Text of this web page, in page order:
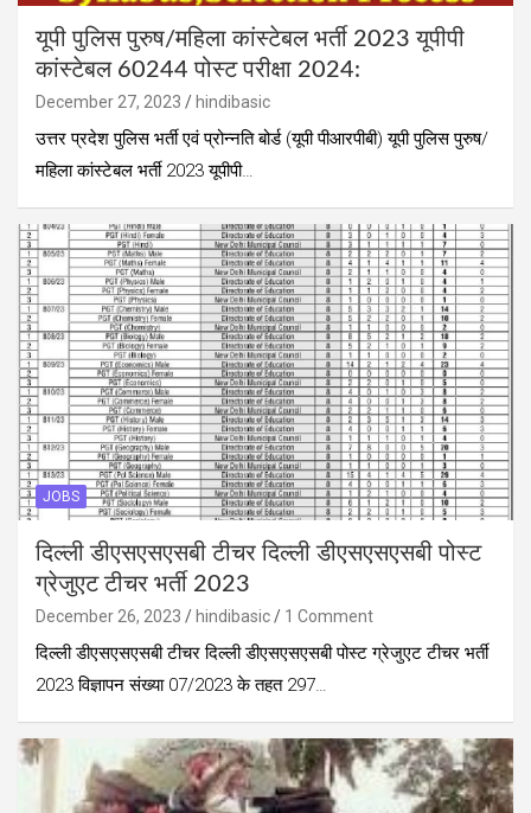
यूपी पुलिस पुरुष/महिला कांस्टेबल भर्ती 2023 यूपीपी
कांस्टेबल 60244 पोस्ट परीक्षा 2024:
December 27, 2023 hindibasic
उत्तर प्रदेश पुलिस भर्ती एवं प्रोन्नति बोर्ड (यूपी पीआरपीबी) यूपी पुलिस पुरुष/
महिला कांस्टेबल भर्ती 2023 यूपीपी…
JOBS
दिल्ली डीएसएसएसबी टीचर दिल्ली डीएसएसएसबी पोस्ट
ग्रेजुएट टीचर भर्ती 2023
December 26, 2023 hindibasic 1 Comment
दिल्ली डीएसएसएसबी टीचर दिल्ली डीएसएसएसबी पोस्ट ग्रेजुएट टीचर भर्ती
2023 विज्ञापन संख्या 07/2023 के तहत 297…